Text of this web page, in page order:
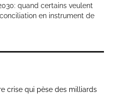
quand certains veulent
en instrument de
crise qui pèse des milliards